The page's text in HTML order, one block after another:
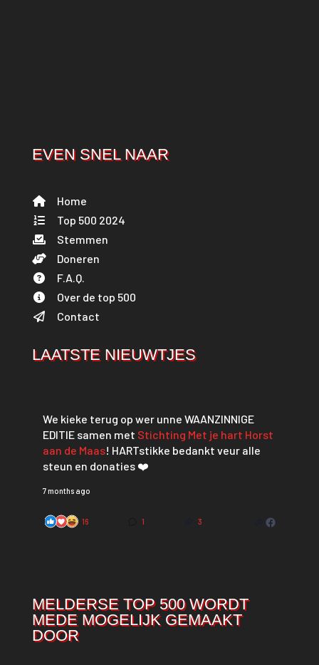
EVEN SNEL NAAR
Home
Top 500 2024
Stemmen
Doneren
F.A.Q.
Over de top 500
Contact
LAATSTE NIEUWTJES
We kieke terug op wer unne WAANZINNIGE
EDITIE samen met Stichting Met je hart Horst
aan de Maas! HARTstikke bedankt veur alle
steun en donaties ❤️
7 months ago
16 1 3
MELDERSE TOP 500 WORDT
MEDE MOGELIJK GEMAAKT
DOOR